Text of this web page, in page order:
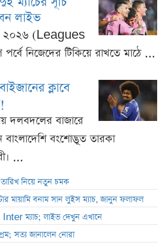
লাইভ
২০২৬ (Leagues
নিজেদের টিকিয়ে রাখতে মাঠে ...
ক্লাবে
দলবদলের বাজারে
বংশোদ্ভূত তারকা
...
নিয়ে নতুন চমক
মায়ামি বনাম সান লুইস ম্যাচ, জানুন ফলাফল
ম্যাচ; লাইভ দেখুন এখানে
সত্য জানালেন নোরা